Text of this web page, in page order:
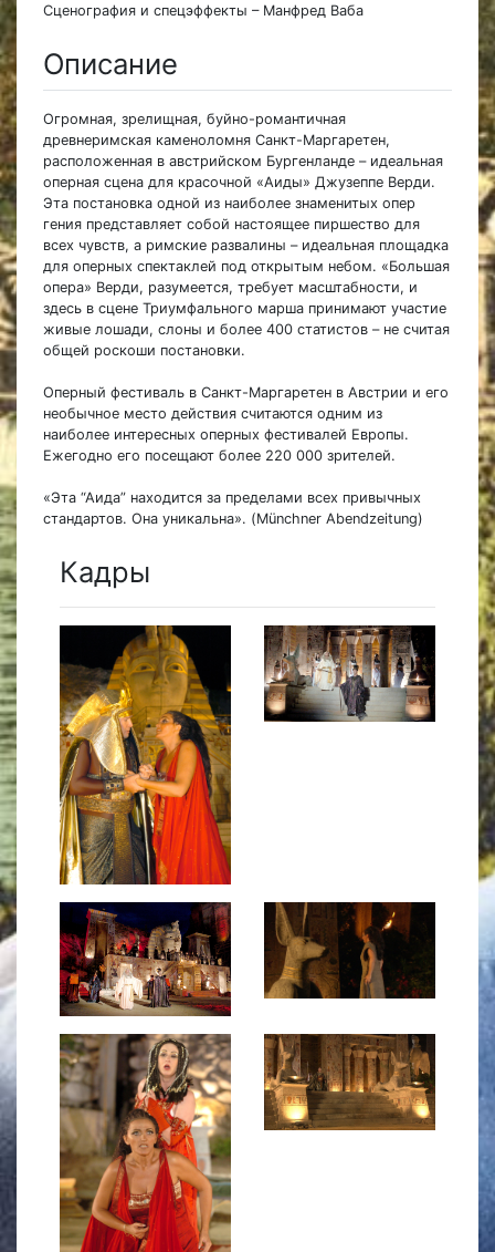
Сценография и спецэффекты – Манфред Ваба
Описание
Огромная, зрелищная, буйно-романтичная
древнеримская каменоломня Санкт-Маргаретен,
расположенная в австрийском Бургенланде – идеальная
оперная сцена для красочной «Аиды» Джузеппе Верди.
Эта постановка одной из наиболее знаменитых опер
гения представляет собой настоящее пиршество для
всех чувств, а римские развалины – идеальная площадка
для оперных спектаклей под открытым небом. «Большая
опера» Верди, разумеется, требует масштабности, и
здесь в сцене Триумфального марша принимают участие
живые лошади, слоны и более 400 статистов – не считая
общей роскоши постановки.
Оперный фестиваль в Санкт-Маргаретен в Австрии и его
необычное место действия считаются одним из
наиболее интересных оперных фестивалей Европы.
Ежегодно его посещают более 220 000 зрителей.
«Эта “Аида” находится за пределами всех привычных
стандартов. Она уникальна». (Münchner Abendzeitung)
Кадры